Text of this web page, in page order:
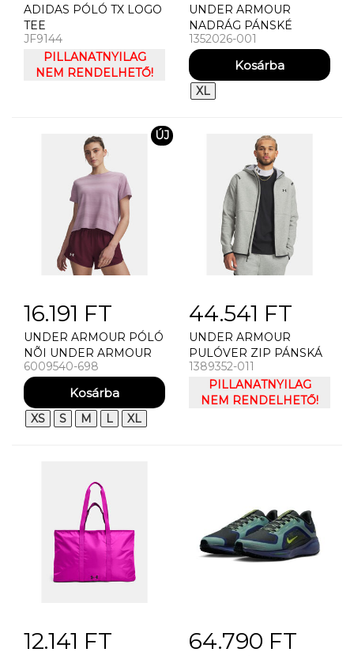
ADIDAS PÓLÓ TX LOGO
TEE
JF9144
PILLANATNYILAG
NEM RENDELHETŐ!
UNDER ARMOUR
NADRÁG PÁNSKÉ
TEPLÁKY UNDER
ARMOUR STRETCH
WOVEN UTILITY CARGO
STORM PA
1352026-001
XL
ÚJ
16.191 FT
UNDER ARMOUR PÓLÓ
NÕI UNDER ARMOUR
UA VELOCITI
SHORTSLEEVE PÓLÓ
6009540-698
XS S M L XL
44.541 FT
UNDER ARMOUR
PULÓVER ZIP PÁNSKÁ
MIKINA UNDER
ARMOUR UA
UNSTOPPABLE FLC FZ
1389352-011
PILLANATNYILAG
NEM RENDELHETŐ!
12.141 FT 64.790 FT